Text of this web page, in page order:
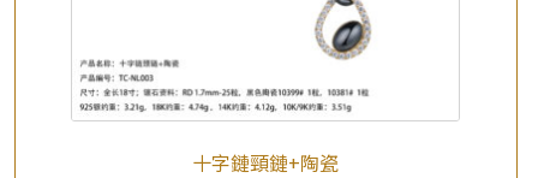
十字鏈頸鏈+陶瓷
公司名稱